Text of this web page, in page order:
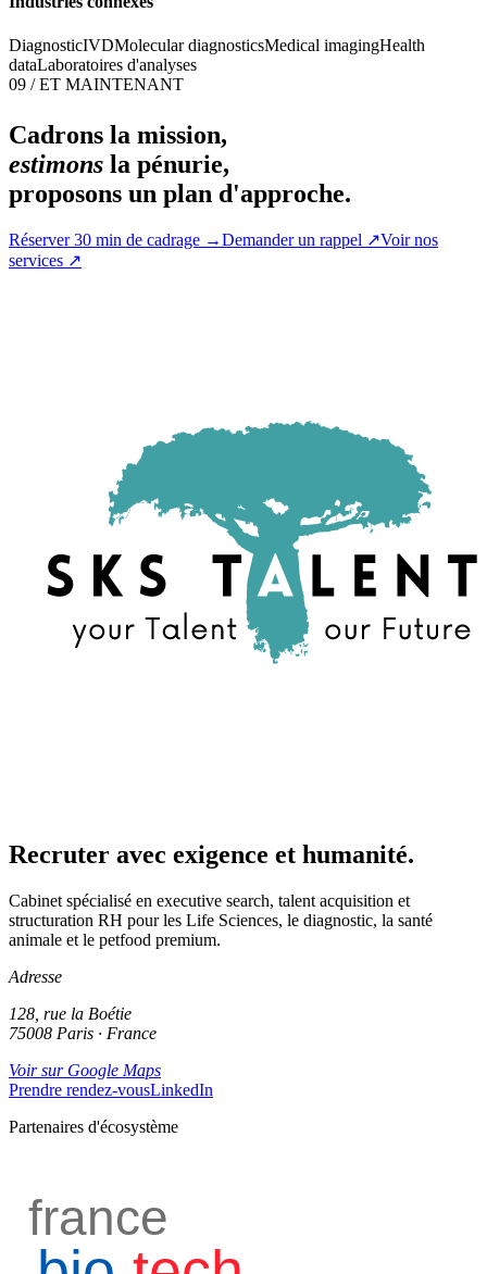
DiagnosticIVDMolecular diagnosticsMedical imagingHealth
dataLaboratoires d'analyses
09 / ET MAINTENANT
Cadrons la mission,
estimons la pénurie,
proposons un plan d'approche.
Réserver 30 min de cadrage →Demander un rappel ↗Voir nos
services ↗
Recruter avec exigence et humanité.
Cabinet spécialisé en executive search, talent acquisition et
structuration RH pour les Life Sciences, le diagnostic, la santé
animale et le petfood premium.
Adresse
128, rue la Boétie
75008 Paris · France
Voir sur Google Maps
Prendre rendez-vousLinkedIn
Partenaires d'écosystème